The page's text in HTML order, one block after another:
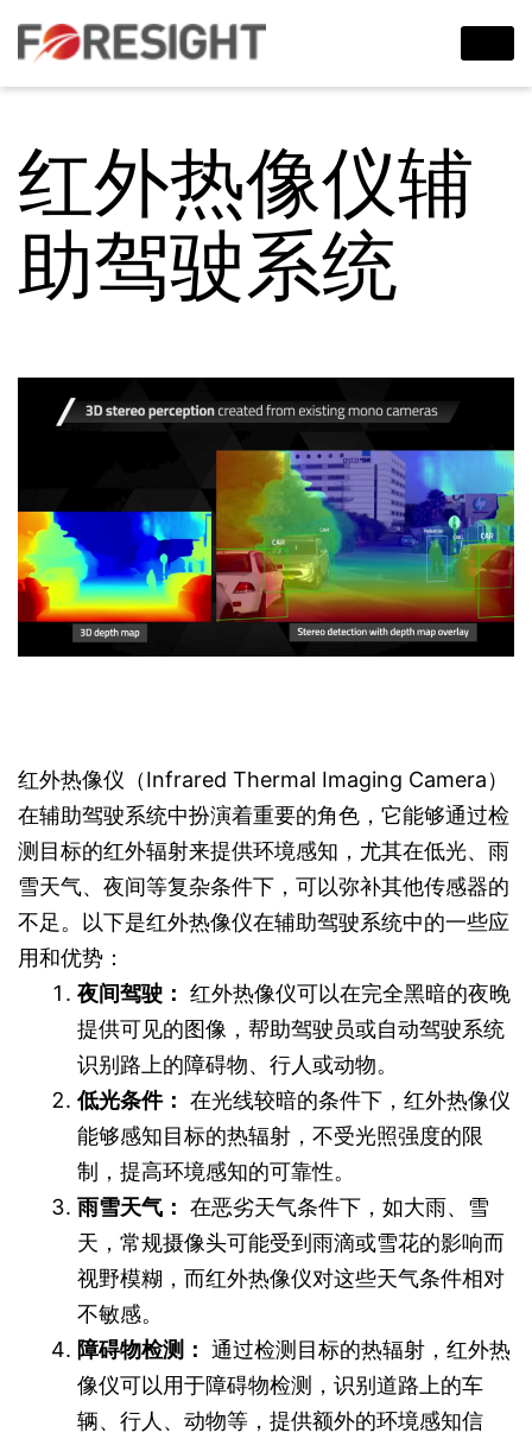
红外热像仪辅
助驾驶系统
红外热像仪（Infrared Thermal Imaging Camera）
在辅助驾驶系统中扮演着重要的角色，它能够通过检
测目标的红外辐射来提供环境感知，尤其在低光、雨
雪天气、夜间等复杂条件下，可以弥补其他传感器的
不足。以下是红外热像仪在辅助驾驶系统中的一些应
用和优势：
夜间驾驶： 红外热像仪可以在完全黑暗的夜晚
提供可见的图像，帮助驾驶员或自动驾驶系统
识别路上的障碍物、行人或动物。
低光条件： 在光线较暗的条件下，红外热像仪
能够感知目标的热辐射，不受光照强度的限
制，提高环境感知的可靠性。
雨雪天气： 在恶劣天气条件下，如大雨、雪
天，常规摄像头可能受到雨滴或雪花的影响而
视野模糊，而红外热像仪对这些天气条件相对
不敏感。
障碍物检测： 通过检测目标的热辐射，红外热
像仪可以用于障碍物检测，识别道路上的车
辆、行人、动物等，提供额外的环境感知信